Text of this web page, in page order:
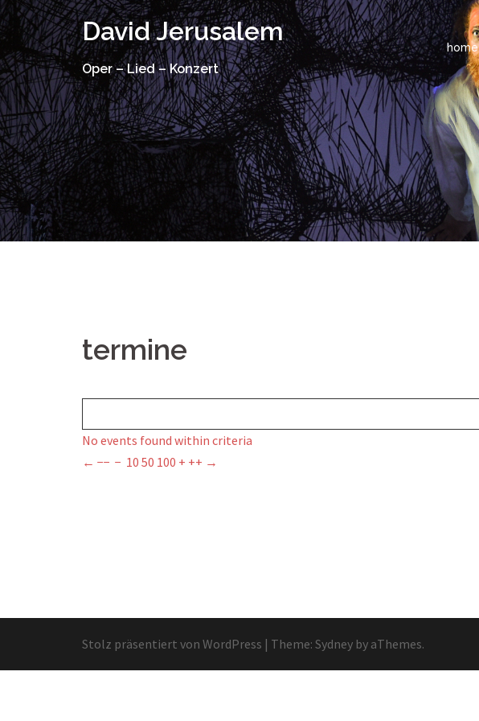
Springe
zum
Inhalt
David Jerusalem
Oper – Lied – Konzert
home
termine
No events found within criteria
← −− − 10 50 100 + ++ →
Stolz präsentiert von WordPress | Theme: Sydney by aThemes.